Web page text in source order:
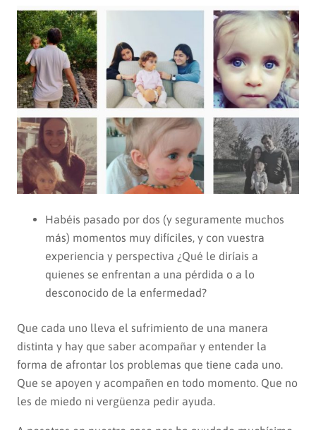
Habéis pasado por dos (y seguramente muchos
más) momentos muy difíciles, y con vuestra
experiencia y perspectiva ¿Qué le diríais a
quienes se enfrentan a una pérdida o a lo
desconocido de la enfermedad?
Que cada uno lleva el sufrimiento de una manera
distinta y hay que saber acompañar y entender la
forma de afrontar los problemas que tiene cada uno.
Que se apoyen y acompañen en todo momento. Que no
les de miedo ni vergüenza pedir ayuda.